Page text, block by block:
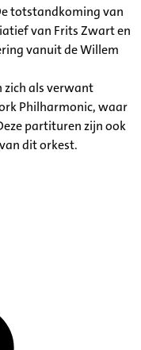
totstandkoming van
van Frits Zwart en
vanuit de Willem
zich als verwant
Philharmonic, waar
partituren zijn ook
dit orkest.